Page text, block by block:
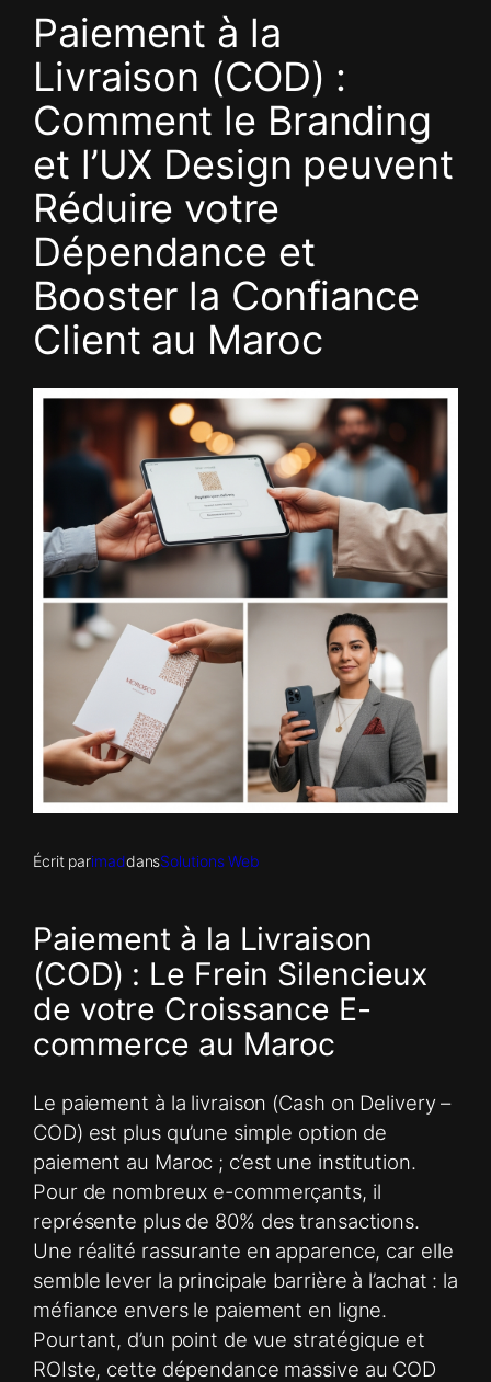
Aller
contenu
Paiement à la
Livraison (COD) :
Comment le Branding
et l’UX Design peuvent
Réduire votre
Dépendance et
Booster la Confiance
Client au Maroc
Écrit parimaddansSolutions Web
Paiement à la Livraison
(COD) : Le Frein Silencieux
de votre Croissance E-
commerce au Maroc
Le paiement à la livraison (Cash on Delivery –
COD) est plus qu’une simple option de
paiement au Maroc ; c’est une institution.
Pour de nombreux e-commerçants, il
représente plus de 80% des transactions.
Une réalité rassurante en apparence, car elle
semble lever la principale barrière à l’achat : la
méfiance envers le paiement en ligne.
Pourtant, d’un point de vue stratégique et
ROIste, cette dépendance massive au COD